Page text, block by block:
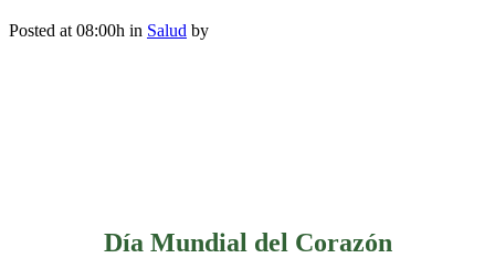
Posted at 08:00h in Salud by
Día Mundial del Corazón